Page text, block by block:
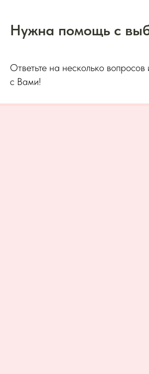
Нужна помощь с
Ответьте на несколько
с Вами!